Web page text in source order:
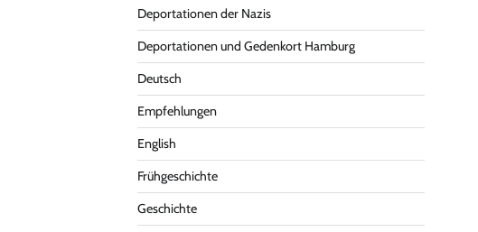
Deportationen der Nazis
Deportationen und Gedenkort Hamburg
Deutsch
Empfehlungen
English
Frühgeschichte
Geschichte